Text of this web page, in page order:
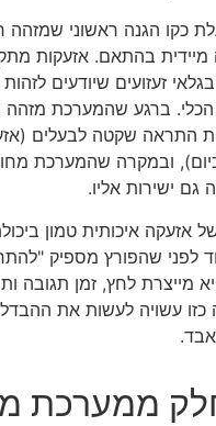
כקו הגנה ראשוני שמזהה
מיידית בהתאם. אזעקות
זעזועים שיודעים לזהות
ברגע שהמערכת מזהה
התראה שקטה לבעלים
ובמקרה שהמערכת
ישירות אליו.
אזעקה איכותית טמון
לפני שהפורץ מספיק
מייצרת לחץ, זמן תגובה
כזו עשויה לעשות את ההבדל
ממערכת